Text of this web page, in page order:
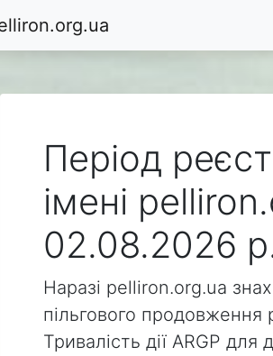
Період
імені
02.08.2026
Наразі pelliron.org.ua
пільгового продовження
Тривалість дії ARGP